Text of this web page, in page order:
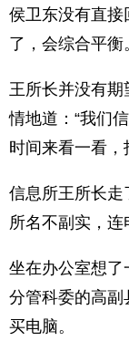
侯卫东没有直接
了，会综合平衡
王所长并没有
情地道：“我们
时间来看一看，
信息所王所长走
所名不副实，连
坐在办公室想
分管科委的高副
买电脑。